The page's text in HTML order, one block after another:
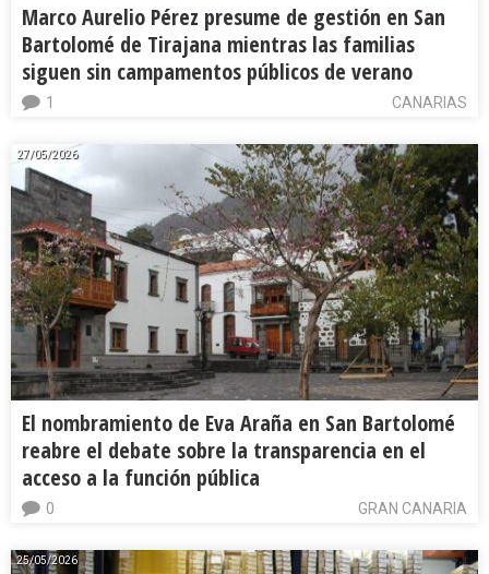
Marco Aurelio Pérez presume de gestión en San
Bartolomé de Tirajana mientras las familias
siguen sin campamentos públicos de verano
CANARIAS
1
27/05/2026
El nombramiento de Eva Araña en San Bartolomé
reabre el debate sobre la transparencia en el
acceso a la función pública
GRAN CANARIA
0
25/05/2026